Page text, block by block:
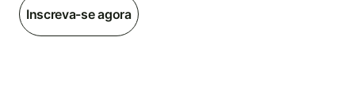
Inscreva-se agora